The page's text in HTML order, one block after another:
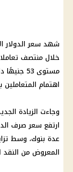
شهد سعر الدولار
مستوى
اهتمام
وجاءت الزيادة
عدة بنوك، وسط
المعروض من النقد